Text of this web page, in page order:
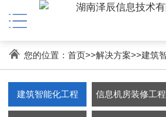
您的位置： 首页>>解决方案>>建筑
建筑智能化工程 信息机房装修工程